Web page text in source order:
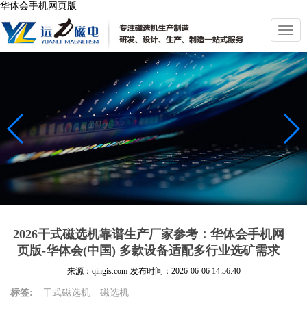
华体会手机网页版
切
换
导
航
2026干式磁选机靠谱生产厂家参考：华体会手机网
页版-华体会(中国) 多款设备适配多行业选矿需求
来源：qingis.com 发布时间： 2026-06-06 14:56:40
标签: 干式磁选机 磁选机